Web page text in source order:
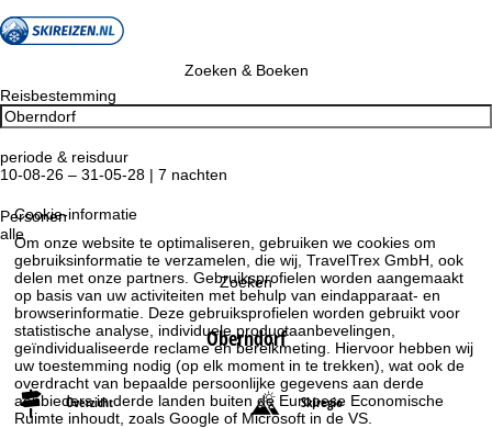
Cookie-informatie
Om onze website te optimaliseren, gebruiken we cookies om
gebruiksinformatie te verzamelen, die wij, TravelTrex GmbH, ook
delen met onze partners. Gebruiksprofielen worden aangemaakt
op basis van uw activiteiten met behulp van eindapparaat- en
browserinformatie. Deze gebruiksprofielen worden gebruikt voor
statistische analyse, individuele productaanbevelingen,
geïndividualiseerde reclame en bereikmeting. Hiervoor hebben wij
uw toestemming nodig (op elk moment in te trekken), wat ook de
overdracht van bepaalde persoonlijke gegevens aan derde
aanbieders in derde landen buiten de Europese Economische
Ruimte inhoudt, zoals Google of Microsoft in de VS.
Zoeken & Boeken
Reisbestemming
periode & reisduur
10-08-26 – 31-05-28 | 7 nachten
Personen
alle
Zoeken
Oberndorf
Overzicht Skiregio